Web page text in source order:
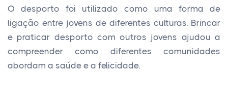
O desporto foi utilizado como uma forma de
ligação entre jovens de diferentes culturas. Brincar
e praticar desporto com outros jovens ajudou a
compreender como diferentes comunidades
abordam a saúde e a felicidade.